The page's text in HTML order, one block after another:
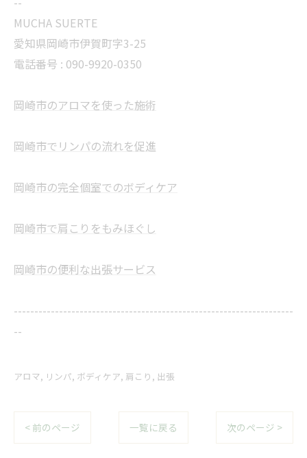
MUCHA SUERTE
愛知県岡崎市伊賀町字3-25
電話番号 : 090-9920-0350
岡崎市のアロマを使った施術
岡崎市でリンパの流れを促進
岡崎市の完全個室でのボディケア
岡崎市で肩こりをもみほぐし
岡崎市の便利な出張サービス
--------------------------------------------------------------------
--
アロマ リンパ ボディケア 肩こり 出張
< 前のページ 一覧に戻る 次のページ >